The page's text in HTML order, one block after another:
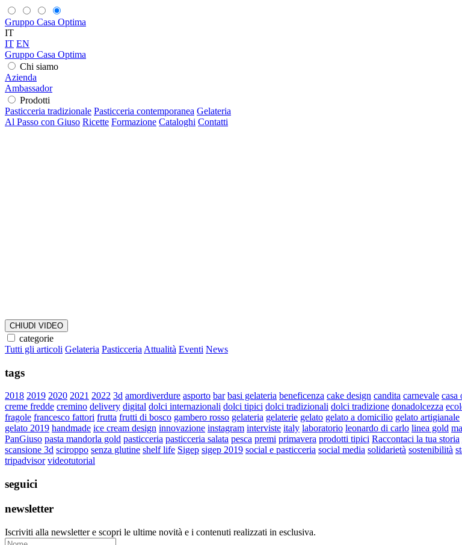
Gruppo Casa Optima
IT
IT EN
Gruppo Casa Optima
Chi siamo
Azienda
Ambassador
Prodotti
Pasticceria tradizionale Pasticceria contemporanea Gelateria
Al Passo con Giuso Ricette Formazione Cataloghi Contatti
CHIUDI VIDEO
categorie
Tutti gli articoli Gelateria Pasticceria Attualità Eventi News
tags
2018 2019 2020 2021 2022 3d amordiverdure asporto bar basi gelateria beneficenza cake design candita carnevale casa
creme fredde cremino delivery digital dolci internazionali dolci tipici dolci tradizionali dolci tradizione donadolcezza
fragole francesco fattori frutta frutti di bosco gambero rosso gelateria gelaterie gelato gelato a domicilio gelato artigianale
gelato 2019 handmade ice cream design innovazione instagram interviste italy laboratorio leonardo di carlo linea gold
PanGiuso pasta mandorla gold pasticceria pasticceria salata pesca premi primavera prodotti tipici Raccontaci la tua storia
scansione 3d sciroppo senza glutine shelf life Sigep sigep 2019 social e pasticceria social media solidarietà sostenibilità
tripadvisor videotutorial
seguici
newsletter
Iscriviti alla newsletter e scopri le ultime novità e i contenuti realizzati in esclusiva.